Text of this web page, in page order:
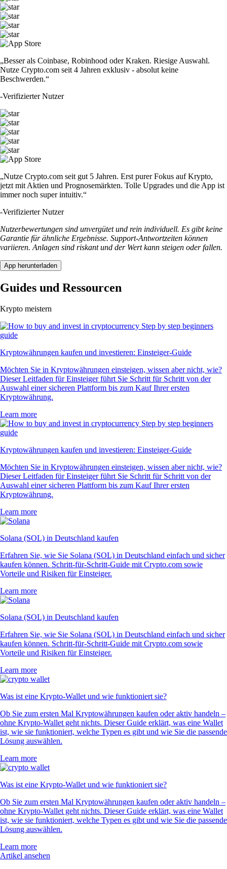
„Besser als Coinbase, Robinhood oder Kraken. Riesige Auswahl.
Nutze Crypto.com seit 4 Jahren exklusiv - absolut keine
Beschwerden.“
-Verifizierter Nutzer
„Nutze Crypto.com seit gut 5 Jahren. Erst purer Fokus auf Krypto,
jetzt mit Aktien und Prognosemärkten. Tolle Upgrades und die App ist
immer noch super intuitiv.“
-Verifizierter Nutzer
Nutzerbewertungen sind unvergütet und rein individuell. Es gibt keine
Garantie für ähnliche Ergebnisse. Support-Antwortzeiten können
variieren. Anlagen sind riskant und der Wert kann steigen oder fallen.
App herunterladen
Guides und Ressourcen
Krypto meistern
Kryptowährungen kaufen und investieren: Einsteiger-Guide
Möchten Sie in Kryptowährungen einsteigen, wissen aber nicht, wie?
Dieser Leitfaden für Einsteiger führt Sie Schritt für Schritt von der
Auswahl einer sicheren Plattform bis zum Kauf Ihrer ersten
Kryptowährung.
Learn more
Kryptowährungen kaufen und investieren: Einsteiger-Guide
Möchten Sie in Kryptowährungen einsteigen, wissen aber nicht, wie?
Dieser Leitfaden für Einsteiger führt Sie Schritt für Schritt von der
Auswahl einer sicheren Plattform bis zum Kauf Ihrer ersten
Kryptowährung.
Learn more
Solana (SOL) in Deutschland kaufen
Erfahren Sie, wie Sie Solana (SOL) in Deutschland einfach und sicher
kaufen können. Schritt-für-Schritt-Guide mit Crypto.com sowie
Vorteile und Risiken für Einsteiger.
Learn more
Solana (SOL) in Deutschland kaufen
Erfahren Sie, wie Sie Solana (SOL) in Deutschland einfach und sicher
kaufen können. Schritt-für-Schritt-Guide mit Crypto.com sowie
Vorteile und Risiken für Einsteiger.
Learn more
Was ist eine Krypto-Wallet und wie funktioniert sie?
Ob Sie zum ersten Mal Kryptowährungen kaufen oder aktiv handeln –
ohne Krypto-Wallet geht nichts. Dieser Guide erklärt, was eine Wallet
ist, wie sie funktioniert, welche Typen es gibt und wie Sie die passende
Lösung auswählen.
Learn more
Was ist eine Krypto-Wallet und wie funktioniert sie?
Ob Sie zum ersten Mal Kryptowährungen kaufen oder aktiv handeln –
ohne Krypto-Wallet geht nichts. Dieser Guide erklärt, was eine Wallet
ist, wie sie funktioniert, welche Typen es gibt und wie Sie die passende
Lösung auswählen.
Learn more
Artikel ansehen